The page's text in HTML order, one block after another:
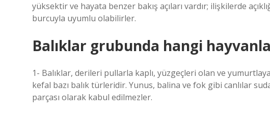
yüksektir ve hayata benzer bakış açıları vardır; ilişkilerde
burcuyla uyumlu olabilirler.
Balıklar grubunda hangi
1- Balıklar, derileri pullarla kaplı, yüzgeçleri olan ve
kefal bazı balık türleridir. Yunus, balina ve fok gibi canlılar
parçası olarak kabul edilmezler.